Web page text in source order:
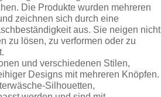
Die Produkte wurden mehreren
zeichnen sich durch eine
aus. Sie neigen nicht
zu lösen, zu verformen oder zu
und verschiedenen Stilen,
Designs mit mehreren Knöpfen.
Silhouetten,